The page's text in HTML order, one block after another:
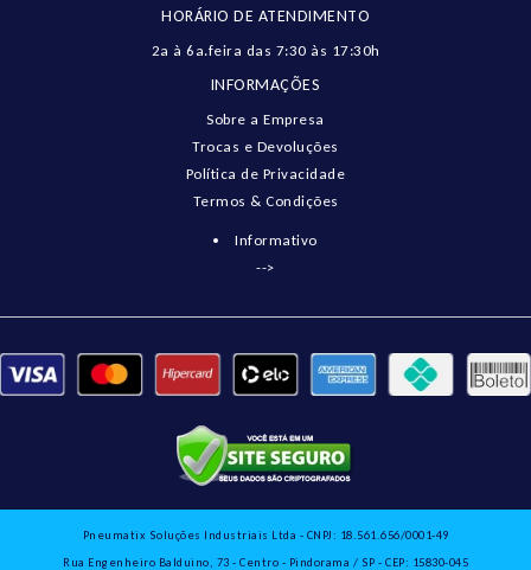
HORÁRIO DE ATENDIMENTO
2a à 6a.feira das 7:30 às 17:30h
INFORMAÇÕES
Sobre a Empresa
Trocas e Devoluções
Política de Privacidade
Termos & Condições
Informativo
-->
Pneumatix Soluções Industriais Ltda - CNPJ: 18.561.656/0001-49
Rua Engenheiro Balduino, 73 - Centro - Pindorama / SP - CEP: 15830-045